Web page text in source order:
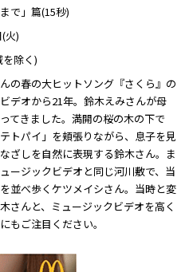
で」篇(15秒)
火)
除く)
の春の大ヒットソング『さくら』の
デオから21年。鈴木えみさんが母
てきました。満開の桜の木の下で
テトパイ」を頬張りながら、息子を見
ざしを自然に表現する鈴木さん。ま
ージックビデオと同じ河川敷で、当
並べ歩くケツメイシさん。当時と変
さんと、ミュージックビデオを高く
もご注目ください。